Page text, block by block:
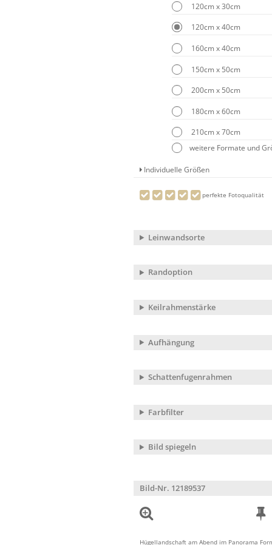
120cm x 30cm
120cm x 40cm
160cm x 40cm
150cm x 50cm
200cm x 50cm
180cm x 60cm
210cm x 70cm
weitere Formate und
Individuelle Größen
perfekte Fotoqualität
Leinwandsorte
Randoption
Keilrahmenstärke
Aufhängung
Schattenfugenrahmen
Farbfilter
Bild spiegeln
Bild-Nr. 12189537
Hügellandschaft am Abend im Panorama